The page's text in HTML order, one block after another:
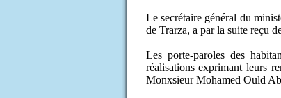
Le secrétaire général du
de Trarza, a par la suite reçu
Les porte-paroles des
réalisations exprimant leurs
Monxsieur Mohamed Ould